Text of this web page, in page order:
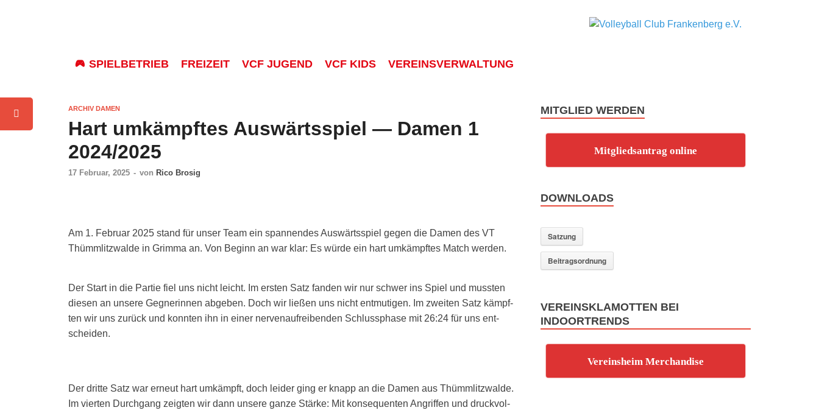
SPIELBETRIEB FREIZEIT VCF JUGEND VCF KIDS VEREINSVERWALTUNG
ARCHIV DAMEN
Hart umkämpftes Auswärtsspiel — Damen 1
2024/2025
17 Februar, 2025 - von Rico Brosig
Am 1. Febru­ar 2025 stand für unser Team ein span­nen­des Aus­wärts­spiel gegen die Damen des VT
Thümm­litz­wal­de in Grim­ma an. Von Beginn an war klar: Es wür­de ein hart umkämpf­tes Match wer­den.
Der Start in die Par­tie fiel uns nicht leicht. Im ers­ten Satz fan­den wir nur schwer ins Spiel und muss­ten
die­sen an unse­re Geg­ne­rin­nen abge­ben. Doch wir lie­ßen uns nicht ent­mu­ti­gen. Im zwei­ten Satz kämpf­
ten wir uns zurück und konn­ten ihn in einer ner­ven­auf­rei­ben­den Schluss­pha­se mit 26:24 für uns ent­
schei­den.
Der drit­te Satz war erneut hart umkämpft, doch lei­der ging er knapp an die Damen aus Thümm­litz­wal­de.
Im vier­ten Durch­gang zeig­ten wir dann unse­re gan­ze Stär­ke: Mit kon­se­quen­ten Angrif­fen und druck­vol­
MITGLIED WERDEN
Mitgliedsantrag online
DOWNLOADS
Satzung
Beitragsordnung
VEREINSKLAMOTTEN BEI
INDOORTRENDS
Vereinsheim Merchandise